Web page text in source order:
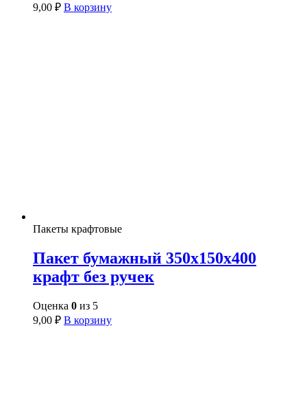
9,00 ₽ В корзину
Пакеты крафтовые
Пакет бумажный 350х150х400
крафт без ручек
Оценка 0 из 5
9,00 ₽ В корзину